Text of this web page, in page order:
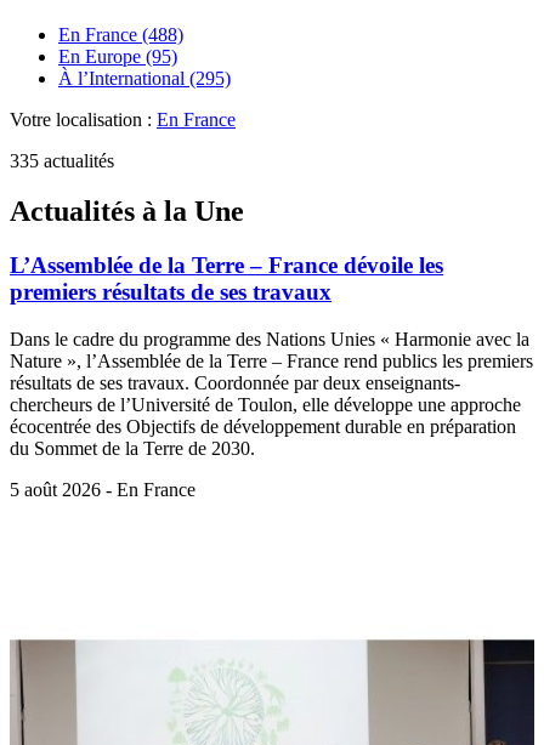
En France (488)
En Europe (95)
À l’International (295)
Votre localisation : En France
335 actualités
Actualités à la Une
L’Assemblée de la Terre – France dévoile les
premiers résultats de ses travaux
Dans le cadre du programme des Nations Unies « Harmonie avec la
Nature », l’Assemblée de la Terre – France rend publics les premiers
résultats de ses travaux. Coordonnée par deux enseignants-
chercheurs de l’Université de Toulon, elle développe une approche
écocentrée des Objectifs de développement durable en préparation
du Sommet de la Terre de 2030.
5 août 2026 - En France